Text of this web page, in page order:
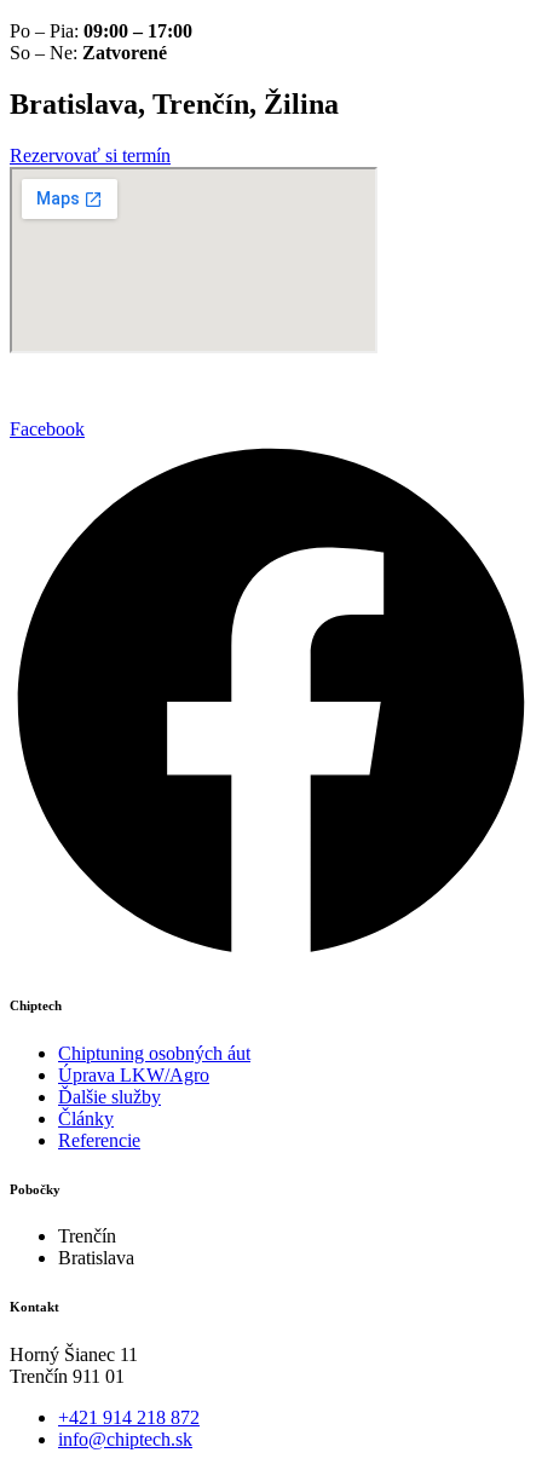
Po – Pia: 09:00 – 17:00
So – Ne: Zatvorené
Bratislava, Trenčín, Žilina
Rezervovať si termín
Facebook
Chiptech
Chiptuning osobných áut
Úprava LKW/Agro
Ďalšie služby
Články
Referencie
Pobočky
Trenčín
Bratislava
Kontakt
Horný Šianec 11
Trenčín 911 01
+421 914 218 872
info@chiptech.sk